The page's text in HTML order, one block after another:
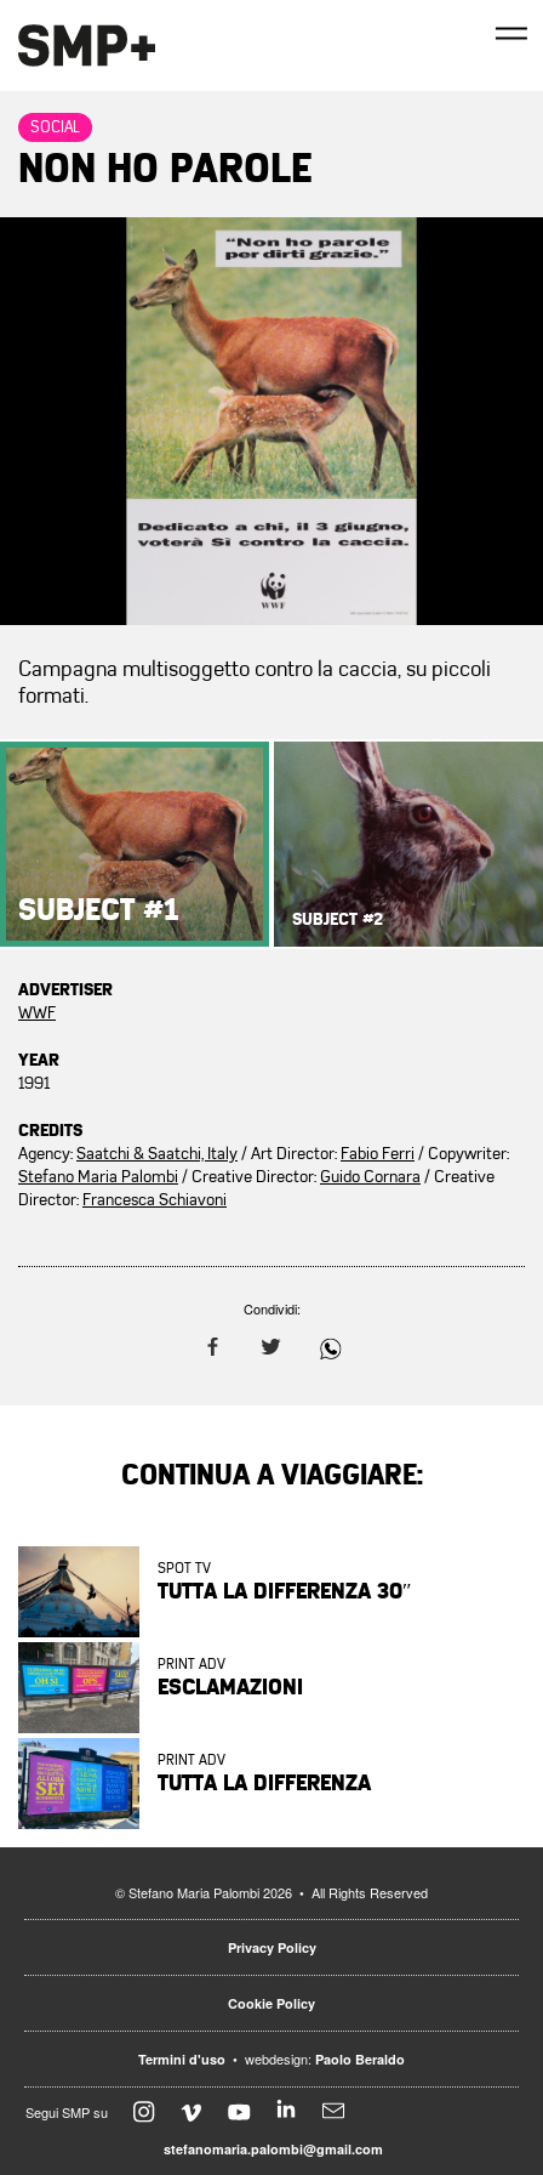
SOCIAL
NON HO PAROLE
Campagna multisoggetto contro la caccia, su piccoli
formati.
SUBJECT #1 SUBJECT #2
ADVERTISER
WWF
YEAR
1991
CREDITS
Agency:Saatchi & Saatchi, Italy/ Art Director: Fabio Ferri / Copywriter:
Stefano Maria Palombi / Creative Director:Guido Cornara / Creative
Director: Francesca Schiavoni
Condividi:
CONTINUA A VIAGGIARE:
SPOT TV
TUTTA LA DIFFERENZA 30″
PRINT ADV
ESCLAMAZIONI
PRINT ADV
TUTTA LA DIFFERENZA
© Stefano Maria Palombi 2026 • All Rights Reserved
Privacy Policy
Cookie Policy
Termini d'uso • webdesign: Paolo Beraldo
Segui SMP su
stefanomaria.palombi@gmail.com